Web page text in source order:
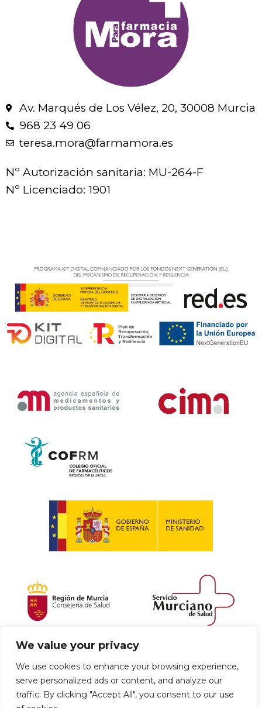
We value your privacy
We use cookies to enhance your browsing experience,
serve personalized ads or content, and analyze our
traffic. By clicking "Accept All", you consent to our use
Av. Marqués de Los Vélez, 20, 30008 Murcia
968 23 49 06
teresa.mora@farmamora.es
Nº Autorización sanitaria: MU-264-F
Nº Licenciado: 1901
Política de envío y devoluciones
Política de privacidad Uso de cookies